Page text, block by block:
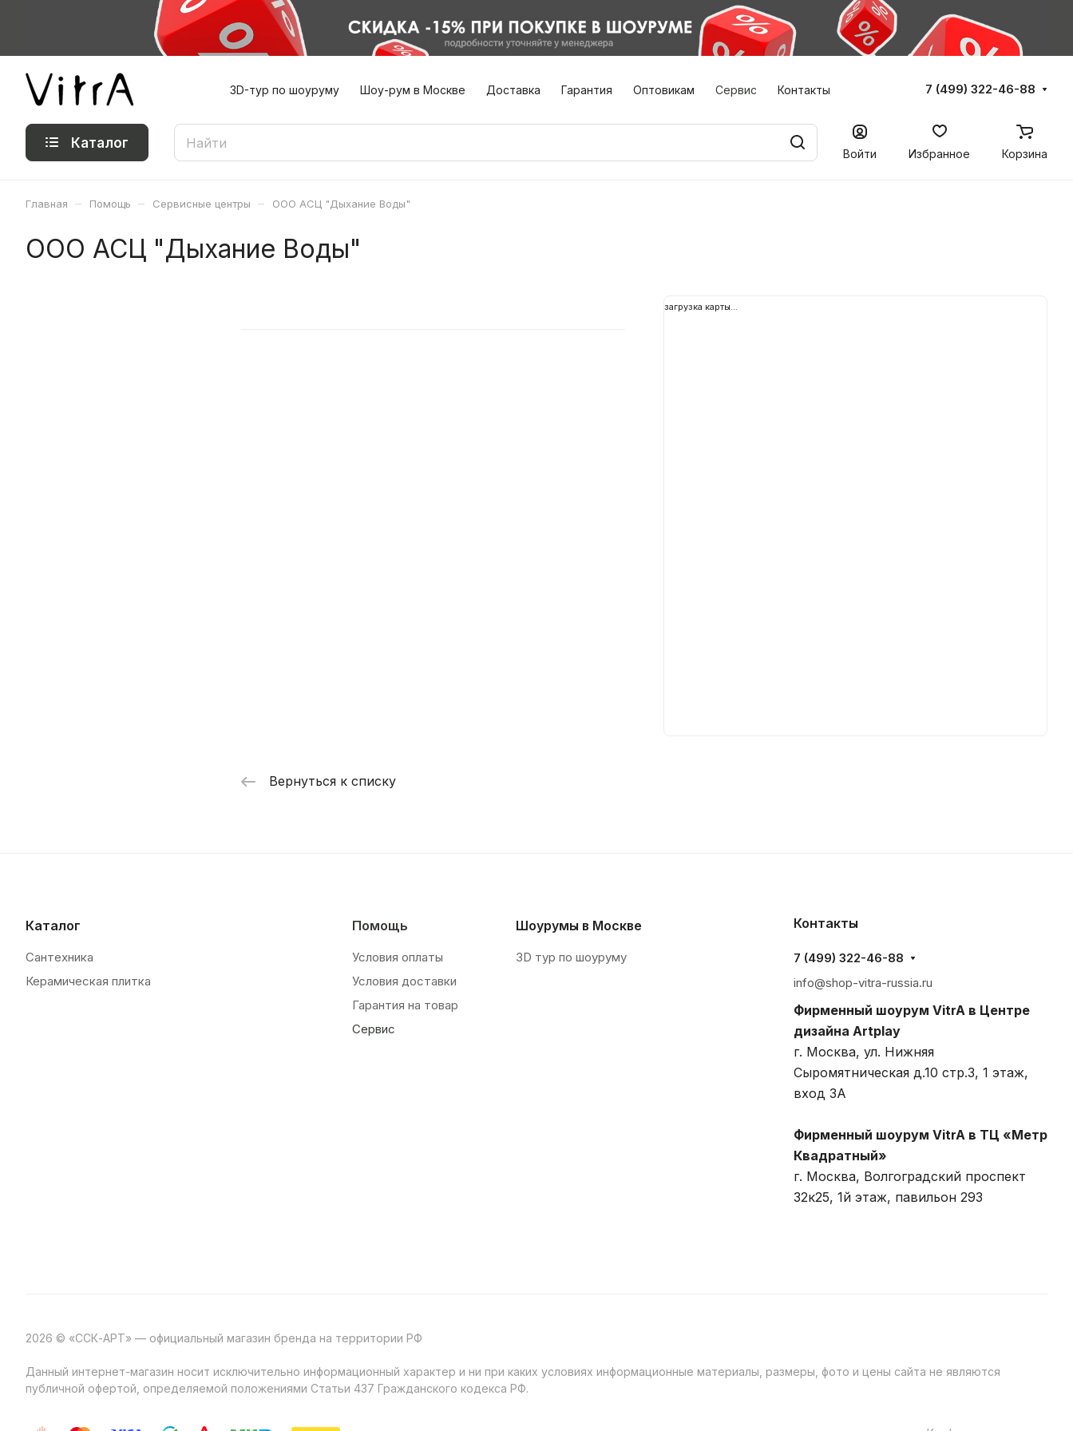
3D-тур по шоуруму Шоу-рум в Москве Доставка Гарантия Оптовикам Сервис Контакты 7 (499) 322-46-88
Каталог
Войти Избранное Корзина
Главная – Помощь – Сервисные центры – ООО АСЦ "Дыхание Воды"
ООО АСЦ "Дыхание Воды"
загрузка карты...
Вернуться к списку
Каталог
Сантехника
Керамическая плитка
Помощь
Условия оплаты
Условия доставки
Гарантия на товар
Сервис
Шоурумы в Москве
3D тур по шоуруму
Контакты
7 (499) 322-46-88
info@shop-vitra-russia.ru
Фирменный шоурум VitrA в Центре
дизайна Artplay
г. Москва, ул. Нижняя
Сыромятническая д.10 стр.3, 1 этаж,
вход 3A
Фирменный шоурум VitrA в ТЦ «Метр
Квадратный»
г. Москва, Волгоградский проспект
32к25, 1й этаж, павильон 293
2026 © «ССК-АРТ» — официальный магазин бренда на территории РФ
Данный интернет-магазин носит исключительно информационный характер и ни при каких условиях информационные материалы, размеры, фото и цены сайта не являются
публичной офертой, определяемой положениями Статьи 437 Гражданского кодекса РФ.